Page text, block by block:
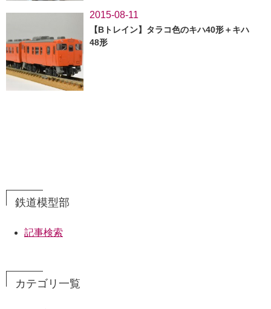
2015-08-11
【Bトレイン】タラコ色のキハ40形＋キハ
48形
鉄道模型部
記事検索
カテゴリ一覧